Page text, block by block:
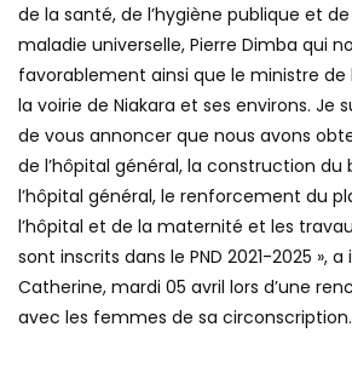
de la santé, de l’hygiène publique et
maladie universelle, Pierre Dimba qui
favorablement ainsi que le ministre de
la voirie de Niakara et ses environs. Je
de vous annoncer que nous avons
de l’hôpital général, la construction du
l’hôpital général, le renforcement du
l’hôpital et de la maternité et les
sont inscrits dans le PND 2021-2025 »,
Catherine, mardi 05 avril lors d’une
avec les femmes de sa circonscription.